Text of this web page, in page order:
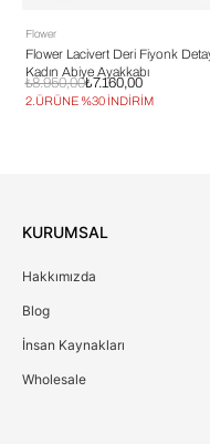
Flower
Flower Lacivert Deri Fiyonk Detaylı
Kadın Abiye Ayakkabı
₺7.160,00
₺8.950,00
2.ÜRÜNE %30 İNDİRİM
KURUMSAL
Hakkımızda
Blog
İnsan Kaynakları
Wholesale